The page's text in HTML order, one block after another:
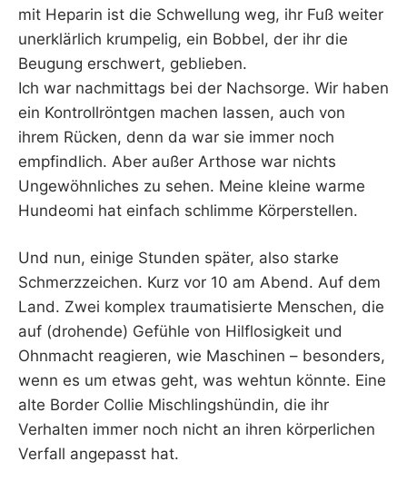
mit Heparin ist die Schwellung weg, ihr Fuß weiter
unerklärlich krumpelig, ein Bobbel, der ihr die
Beugung erschwert, geblieben.
Ich war nachmittags bei der Nachsorge. Wir haben
ein Kontrollröntgen machen lassen, auch von
ihrem Rücken, denn da war sie immer noch
empfindlich. Aber außer Arthose war nichts
Ungewöhnliches zu sehen. Meine kleine warme
Hundeomi hat einfach schlimme Körperstellen.
Und nun, einige Stunden später, also starke
Schmerzzeichen. Kurz vor 10 am Abend. Auf dem
Land. Zwei komplex traumatisierte Menschen, die
auf (drohende) Gefühle von Hilflosigkeit und
Ohnmacht reagieren, wie Maschinen – besonders,
wenn es um etwas geht, was wehtun könnte. Eine
alte Border Collie Mischlingshündin, die ihr
Verhalten immer noch nicht an ihren körperlichen
Verfall angepasst hat.